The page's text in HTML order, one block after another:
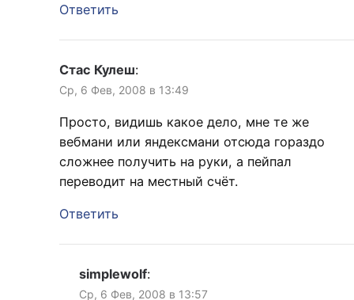
Ответить
Стас Кулеш:
Ср, 6 Фев, 2008 в 13:49
Просто, видишь какое дело, мне те же
вебмани или яндексмани отсюда гораздо
сложнее получить на руки, а пейпал
переводит на местный счёт.
Ответить
simplewolf:
Ср, 6 Фев, 2008 в 13:57